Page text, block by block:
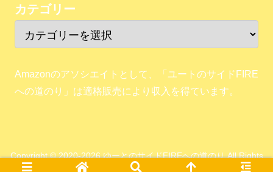
カテゴリー
Amazonのアソシエイトとして、「ユートのサイドFIRE
への道のり」は適格販売により収入を得ています。
Copyright © 2020-2026 ゆーとのサイドFIREへの道のり All Rights